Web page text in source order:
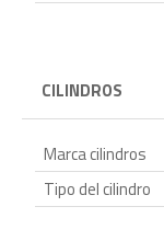
CILINDROS
Marca cilindros
Tipo del cilindro